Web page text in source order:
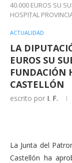
40.000 EUROS SU
HOSPITAL
ACTUALIDAD
LA
EUROS SU
FUNDACIÓN
CASTELLÓN
escrito por I. F.
La Junta del
Castellón ha